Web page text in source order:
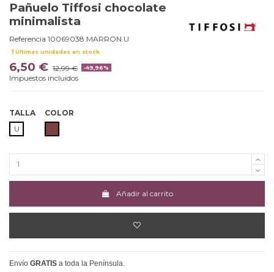
Pañuelo Tiffosi chocolate
minimalista
Referencia 10069038.MARRON.U
Últimas unidades en stock
6,50 € 12,99 € -49,96%
Impuestos incluidos
TALLA
U
COLOR
Añadir al carrito
Envío GRATIS a toda la Península.